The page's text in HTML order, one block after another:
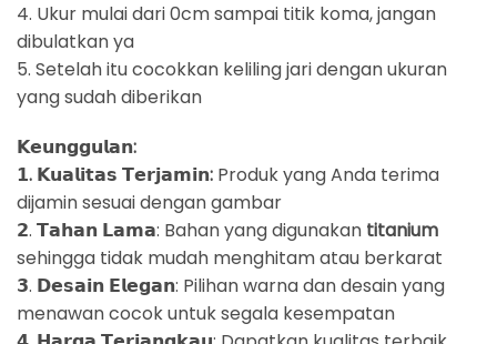
4. Ukur mulai dari 0cm sampai titik koma, jangan
dibulatkan ya
5. Setelah itu cocokkan keliling jari dengan ukuran
yang sudah diberikan
𝗞𝗲𝘂𝗻𝗴𝗴𝘂𝗹𝗮𝗻:
𝟭. 𝗞𝘂𝗮𝗹𝗶𝘁𝗮𝘀 𝗧𝗲𝗿𝗷𝗮𝗺𝗶𝗻: Produk yang Anda terima
dijamin sesuai dengan gambar
𝟮. 𝗧𝗮𝗵𝗮𝗻 𝗟𝗮𝗺𝗮: Bahan yang digunakan titanium
sehingga tidak mudah menghitam atau berkarat
𝟯. 𝗗𝗲𝘀𝗮𝗶𝗻 𝗘𝗹𝗲𝗴𝗮𝗻: Pilihan warna dan desain yang
menawan cocok untuk segala kesempatan